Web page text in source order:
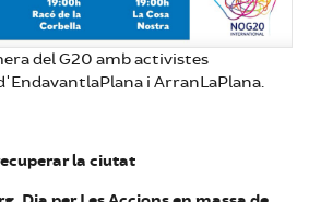
del G20 amb activistes
i ArranLaPlana.
la ciutat